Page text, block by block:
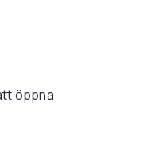
öppna
alla